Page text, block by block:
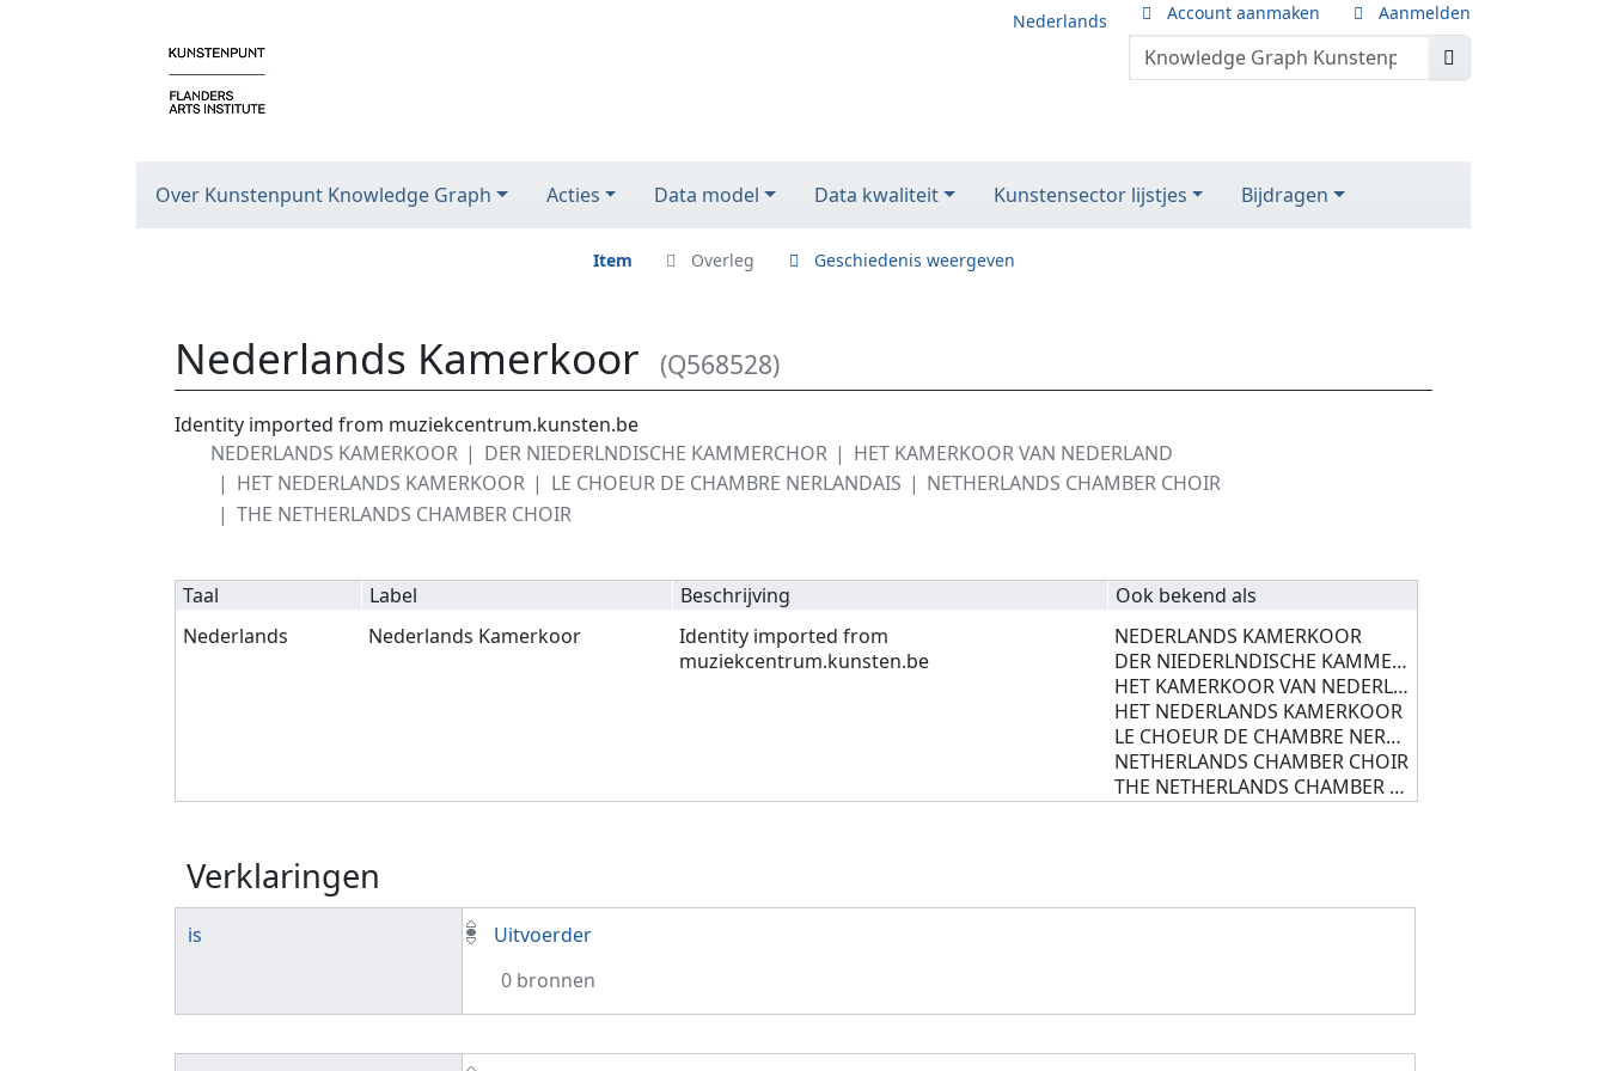
Nederlands Account aanmaken Aanmelden
Over Kunstenpunt Knowledge Graph Acties Data model Data kwaliteit Kunstensector lijstjes Bijdragen
Item Overleg Geschiedenis weergeven
Nederlands Kamerkoor (Q568528)
Ga naar: navigatie ,zoeken
Identity imported from muziekcentrum.kunsten.be
NEDERLANDS KAMERKOOR
DER NIEDERLNDISCHE KAMMERCHOR
HET KAMERKOOR VAN NEDERLAND
HET NEDERLANDS KAMERKOOR
LE CHOEUR DE CHAMBRE NERLANDAIS
NETHERLANDS CHAMBER CHOIR
THE NETHERLANDS CHAMBER CHOIR
Taal Label Beschrijving
Ook bekend als
Nederlands
Nederlands Kamerkoor
Identity imported from
muziekcentrum.kunsten.be
NEDERLANDS KAMERKOOR
DER NIEDERLNDISCHE KAMMERCHOR
HET KAMERKOOR VAN NEDERLAND
HET NEDERLANDS KAMERKOOR
LE CHOEUR DE CHAMBRE NERLANDAIS
NETHERLANDS CHAMBER CHOIR
THE NETHERLANDS CHAMBER CHOIR
Verklaringen
is
Uitvoerder
0 bronnen